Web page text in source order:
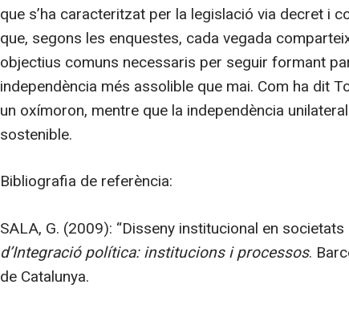
que s’ha caracteritzat per la legislació via decret i
que, segons les enquestes, cada vegada
objectius comuns necessaris per seguir formant
independència més assolible que mai. Com ha dit
un oxímoron, mentre que la independència
sostenible.
Bibliografia de referència:
SALA, G. (2009): “Disseny institucional en
d’Integració política: institucions i processos.
de Catalunya.